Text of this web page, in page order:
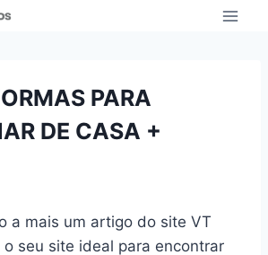
PARA
DE CASA +
a mais um artigo do site VT
seu site ideal para encontrar